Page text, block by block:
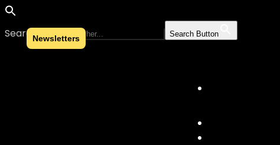
Search for: Search Button
Skip to content
Newsletters